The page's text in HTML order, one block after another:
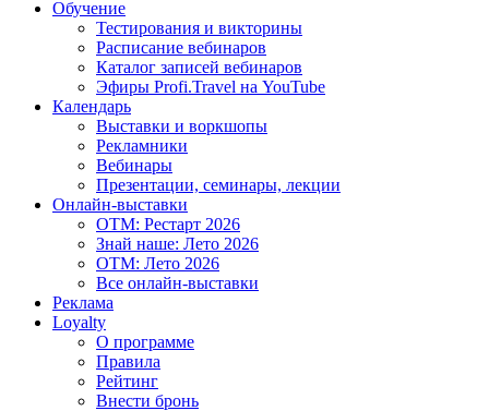
Обучение
Тестирования и викторины
Расписание вебинаров
Каталог записей вебинаров
Эфиры Profi.Travel на YouTube
Календарь
Выставки и воркшопы
Рекламники
Вебинары
Презентации, семинары, лекции
Онлайн-выставки
OTM: Рестарт 2026
Знай наше: Лето 2026
OTM: Лето 2026
Все онлайн-выставки
Реклама
Loyalty
О программе
Правила
Рейтинг
Внести бронь